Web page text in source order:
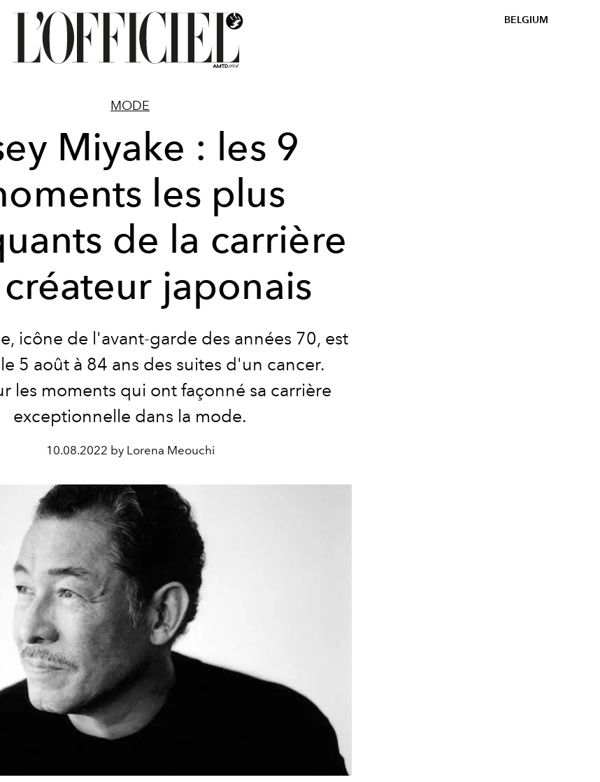
BELGIUM
MODE
Miyake : les 9
les plus
de la carrière
japonais
icône de l'avant-garde des années 70, est
5 août à 84 ans des suites d'un cancer.
les moments qui ont façonné sa carrière
exceptionnelle dans la mode.
10.08.2022 by Lorena Meouchi